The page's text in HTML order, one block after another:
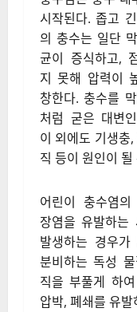
충수
굳은 대변
아 염증 유
는 세균 감
충수염은 충수 내
의 충수는 일단
균이 증식하고,
지 못해 압력이
창한다. 충수를
처럼 굳은 대변
이 외에도 기생충,